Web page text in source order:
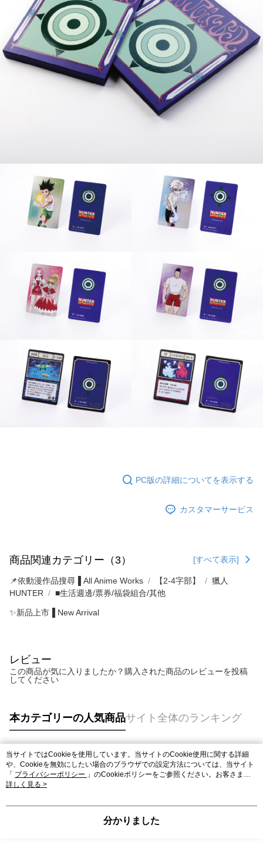
PC版の詳細についてを表示する
カスタマーサービス
商品関連カテゴリー（3） [すべて表示]
📌依動漫作品搜尋▐ All Anime Works 【2-4字部】
獵人
HUNTER
■生活週邊/票券/福袋組合/其他
✨新品上市▐ New Arrival
レビュー
この商品が気に入りましたか？購入された商品のレビューを投稿
してください
本カテゴリーの人気商品サイト全体のランキング
人気タグ
当サイトではCookieを使用しています。当サイトのCookie使用に関する詳細
や、Cookieを無効にしたい場合のブラウザでの設定方法については、当サイト
「 プライバシーポリシー 」のCookieポリシーをご参照ください。お客さま
が、当サイトを引き続き使用される場合、当社がサイト利用規約のCookieポリ
詳しく見る >
分かりました